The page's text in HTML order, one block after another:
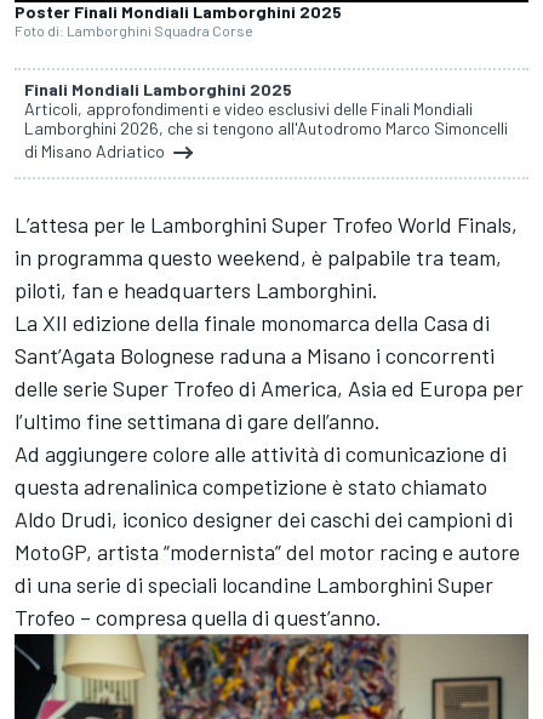
Poster Finali Mondiali Lamborghini 2025
Foto di: Lamborghini Squadra Corse
Finali Mondiali Lamborghini 2025
Articoli, approfondimenti e video esclusivi delle Finali Mondiali
Lamborghini 2026, che si tengono all'Autodromo Marco Simoncelli
di Misano Adriatico
L’attesa per le Lamborghini Super Trofeo World Finals,
in programma questo weekend, è palpabile tra team,
piloti, fan e headquarters Lamborghini.
La XII edizione della finale monomarca della Casa di
Sant’Agata Bolognese raduna a Misano i concorrenti
delle serie Super Trofeo di America, Asia ed Europa per
l’ultimo fine settimana di gare dell’anno.
Ad aggiungere colore alle attività di comunicazione di
questa adrenalinica competizione è stato chiamato
Aldo Drudi, iconico designer dei caschi dei campioni di
MotoGP, artista “modernista” del motor racing e autore
di una serie di speciali locandine Lamborghini Super
Trofeo – compresa quella di quest’anno.